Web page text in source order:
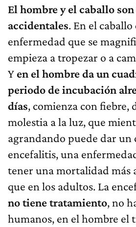
El hombre y el caballo
accidentales. En el
enfermedad que se
empieza a tropezar o a
Y en el hombre da un
periodo de incubación
días, comienza con fiebre,
molestia a la luz, que
agrandando puede dar un
encefalitis, una
tener una mortalidad más
que en los adultos. La
no tiene tratamiento, no
humanos, en el hombre el